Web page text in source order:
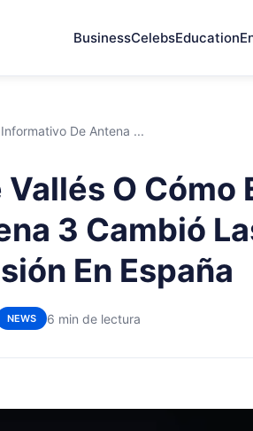
BusinessCelebsEducation
De Antena ...
O Cómo
3 Cambió
En España
NEWS 6 min de lectura